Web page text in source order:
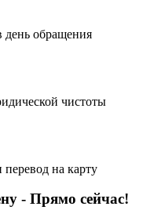
день обращения
чистоты
на карту
- Прямо сейчас!